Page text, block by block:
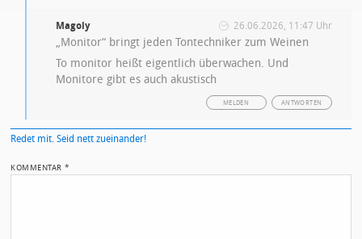
Magoly 26.06.2026, 11:47 Uhr
„Monitor“ bringt jeden Tontechniker zum Weinen
To monitor heißt eigentlich überwachen. Und
Monitore gibt es auch akustisch
ANTWORTEN
MELDEN
Redet mit. Seid nett zueinander!
KOMMENTAR*